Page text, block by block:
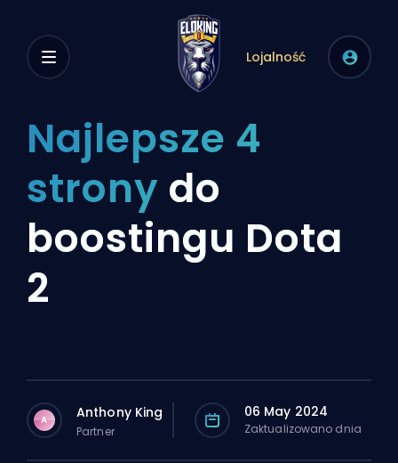
Lojalność
Najlepsze 4
strony do
boostingu Dota
2
A Anthony King
Partner
06 May 2024
Zaktualizowano dnia